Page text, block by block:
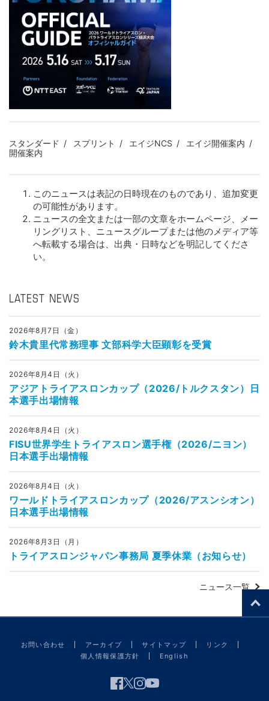
スタンダード スプリント エイジNCS
エイジ開催案内
開催案内
このニュースは表記の日時現在のものであり、追加変更
の可能性があります。
ニュースの全文または一部の文章をホームページ、メー
リングリスト、ニュースグループまたは他のメディア等
へ転載する場合は、出典・日時などを明記してくださ
い。
LATEST NEWS
2026年8月7日（金）
鈴木貴里代常務理事 文部科学大臣顕彰を受賞
2026年8月4日（火）
アジアトライアスロンカップ（2026/トルクスタン）日
本選手出場情報
2026年8月4日（火）
FISU世界学生トライアスロン選手権（2026/ニヨン）
日本選手出場情報
2026年8月4日（火）
ワールドトライアスロンカップ（2026/アスンシオン）
日本選手出場情報
2026年8月3日（月）
トライアスロンジャパン事務局 夏季休業（お知らせ）
ニュース一覧
お問い合わせ アーカイブ サイトマップ
リンク
個人情報保護方針
English